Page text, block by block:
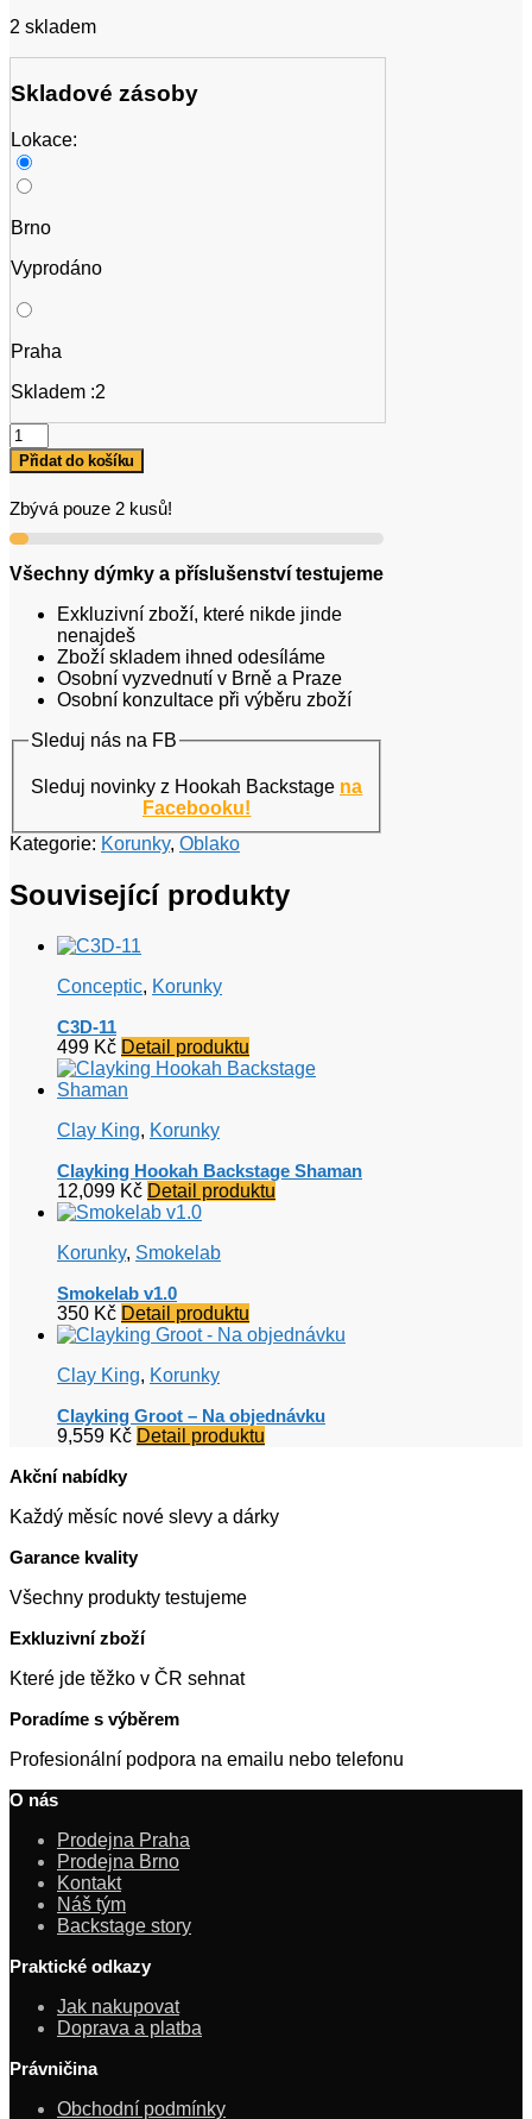
2 skladem
Skladové zásoby
Lokace:
Brno
Vyprodáno
Praha
Skladem :2
Oblako
Flow
Pink/White
Přidat do košíku
Zbývá pouze 2 kusů!
Všechny dýmky a příslušenství testujeme
Exkluzivní zboží, které nikde jinde
nenajdeš
Zboží skladem ihned odesíláme
Osobní vyzvednutí v Brně a Praze
Osobní konzultace při výběru zboží
Sleduj nás na FB
Sleduj novinky z Hookah Backstage na
Facebooku!
Kategorie: Korunky, Oblako
Související produkty
Conceptic, Korunky
C3D-11
499 Kč Detail produktu
Clay King, Korunky
Clayking Hookah Backstage Shaman
12,099 Kč Detail produktu
Korunky, Smokelab
Smokelab v1.0
350 Kč Detail produktu
Clay King, Korunky
Clayking Groot – Na objednávku
9,559 Kč Detail produktu
Akční nabídky
Každý měsíc nové slevy a dárky
Garance kvality
Všechny produkty testujeme
Exkluzivní zboží
Které jde těžko v ČR sehnat
Poradíme s výběrem
Profesionální podpora na emailu nebo telefonu
O nás
Prodejna Praha
Prodejna Brno
Kontakt
Náš tým
Backstage story
Praktické odkazy
Jak nakupovat
Doprava a platba
Právničina
Obchodní podmínky